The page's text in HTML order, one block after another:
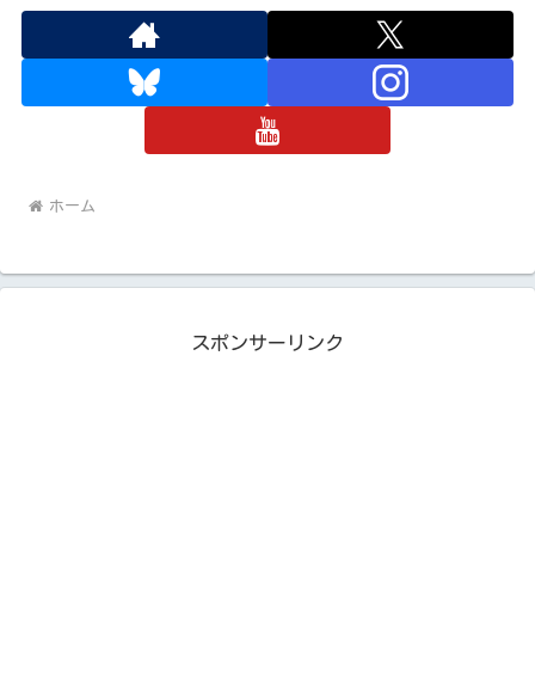
ホーム
スポンサーリンク